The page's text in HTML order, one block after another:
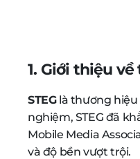
1. Giới thiệu
STEGlà thương hiệu
nghiệm, STEG đã
Mobile Media
và độ bền vượt trội.